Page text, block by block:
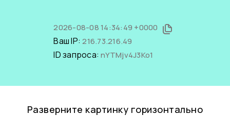
2026-08-08 14:34:49 +0000
Ваш IP:216.73.216.49
ID запроса:nYTMjv4J3Ko1
Разверните картинку горизонтально